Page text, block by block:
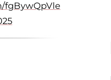
fgBywQpVle